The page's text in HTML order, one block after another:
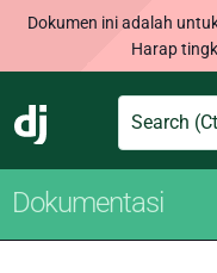
Dokumen ini adalah
Harap
Django
Search
Dokumentasi